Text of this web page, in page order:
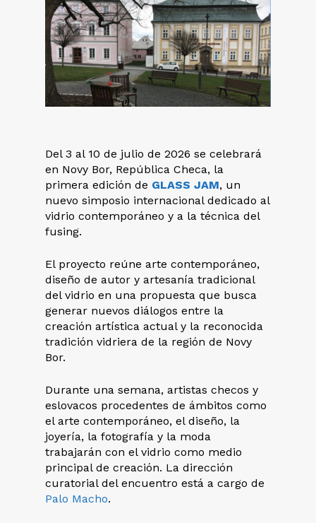
Del 3 al 10 de julio de 2026 se celebrará
en Novy Bor, República Checa, la
primera edición de GLASS JAM, un
nuevo simposio internacional dedicado al
vidrio contemporáneo y a la técnica del
fusing.
El proyecto reúne arte contemporáneo,
diseño de autor y artesanía tradicional
del vidrio en una propuesta que busca
generar nuevos diálogos entre la
creación artística actual y la reconocida
tradición vidriera de la región de Novy
Bor.
Durante una semana, artistas checos y
eslovacos procedentes de ámbitos como
el arte contemporáneo, el diseño, la
joyería, la fotografía y la moda
trabajarán con el vidrio como medio
principal de creación. La dirección
curatorial del encuentro está a cargo de
Palo Macho.